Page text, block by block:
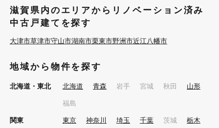
滋賀県内のエリアからリノベーション済み
中古戸建てを探す
大津市草津市守山市湖南市栗東市野洲市近江八幡市
地域から物件を探す
北海道・東北 北海道 青森 岩手 宮城 秋田 山形
福島
関東 東京 神奈川 埼玉 千葉 茨城 栃木